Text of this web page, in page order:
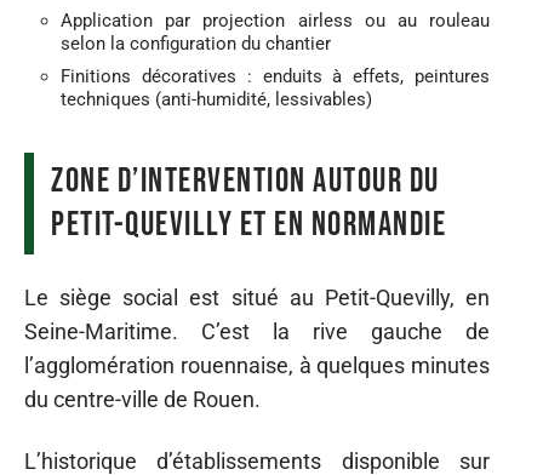
Application par projection airless ou au rouleau
selon la configuration du chantier
Finitions décoratives : enduits à effets, peintures
techniques (anti-humidité, lessivables)
Zone d’intervention autour du
Petit-Quevilly et en Normandie
Le siège social est situé au Petit-Quevilly, en
Seine-Maritime. C’est la rive gauche de
l’agglomération rouennaise, à quelques minutes
du centre-ville de Rouen.
L’historique d’établissements disponible sur